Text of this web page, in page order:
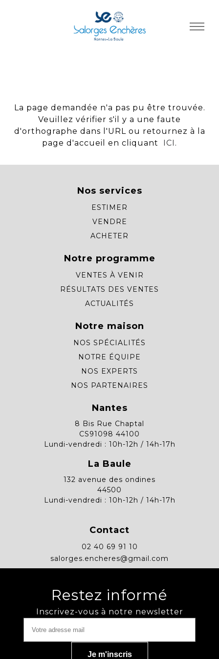
La page demandée n'a pas pu être trouvée.
Veuillez vérifier s'il y a une faute
d'orthographe dans l'URL ou retournez à la
page d'accueil en cliquant
ICI .
Nos services
ESTIMER
VENDRE
ACHETER
Notre programme
VENTES À VENIR
RÉSULTATS DES VENTES
ACTUALITÉS
Notre maison
NOS SPÉCIALITÉS
NOTRE ÉQUIPE
NOS EXPERTS
NOS PARTENAIRES
Nantes
8 Bis Rue Chaptal
CS91098 44100
Lundi-vendredi : 10h-12h / 14h-17h
La Baule
132 avenue des ondines
44500
Lundi-vendredi : 10h-12h / 14h-17h
Contact
02 40 69 91 10
salorges.encheres@gmail.com
Restez informé
Inscrivez-vous à notre newsletter